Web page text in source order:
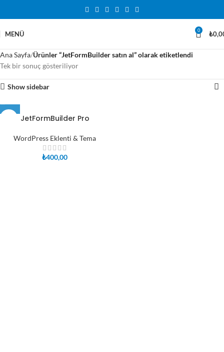
MENÜ 0 ₺
Ana Sayfa Ürünler “JetFormBuilder satın al” olarak etiketlendi
Tek bir sonuç gösteriliyor
Show sidebar
JetFormBuilder Pro
WordPress Eklenti & Tema
₺400,00